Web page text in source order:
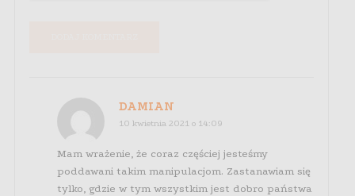
DAMIAN
10 kwietnia 2021 o 14:09
Mam wrażenie, że coraz częściej jesteśmy
poddawani takim manipulacjom. Zastanawiam się
tylko, gdzie w tym wszystkim jest dobro państwa